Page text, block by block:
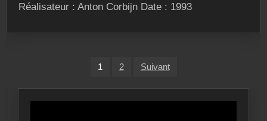
Réalisateur : Anton Corbijn Date : 1993
des
publications
1 2 Suivant